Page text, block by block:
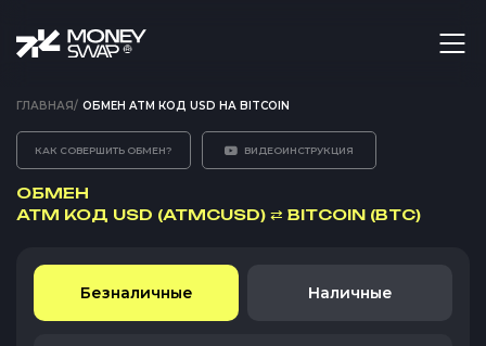
ГЛАВНАЯ/ ОБМЕН ATM КОД USD НА BITCOIN
КАК СОВЕРШИТЬ ОБМЕН? ВИДЕОИНСТРУКЦИЯ
ОБМЕН
ATM КОД USD (ATMCUSD) ⇄ BITCOIN (BTC)
Безналичные Наличные